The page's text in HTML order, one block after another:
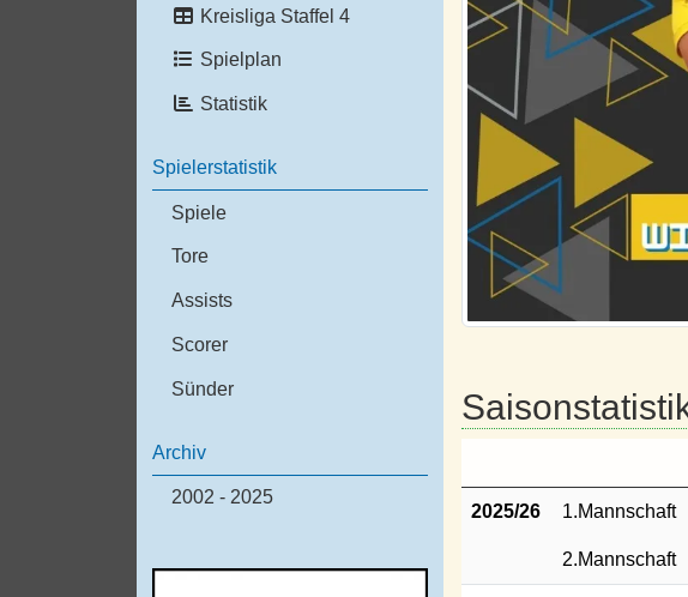
Kreisliga Staffel 4
Spielplan
Statistik
Spielerstatistik
Spiele
Tore
Assists
Scorer
Sünder
Archiv
2002 - 2025
2025/26 1.Mannschaft
2.Mannschaft